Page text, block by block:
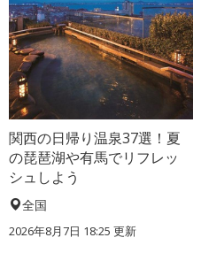
関西の日帰り温泉37選！夏
の琵琶湖や有馬でリフレッ
シュしよう
全国
2026年8月7日 18:25 更新